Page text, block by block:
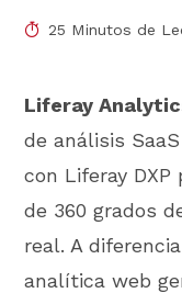
25 Minutos de
Liferay
de análisis
con Liferay DXP
de 360 grados
real. A
analítica web